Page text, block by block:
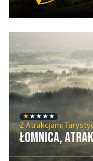
Z Atrakcjami
Łomnica,